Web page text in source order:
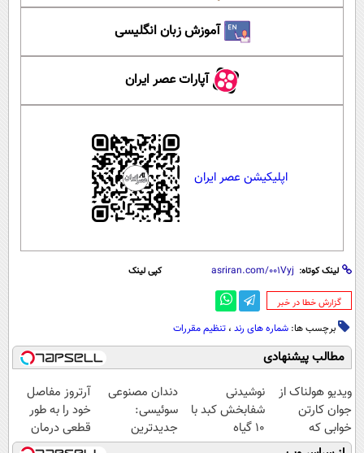
آموزش زبان انگلیسی
آپارات عصر ایران
اپلیکیشن عصر ایران
لینک کوتاه: کپی لینک
‌گزارش خطا در خبر
برچسب ها: شماره های رند ، تنظیم مقررات
مطالب پیشنهادی
ویدیو هولناک از
جوان کارتن
خوابی که
میلیاردر شد.
نوشیدنی
شفابخش کبد با
10 گیاه
موثر(تخفیف تا
دندان مصنوعی
سوئیسی:
جدیدترین
فناوری اروپا،
آرتروز مفاصل
خود را به طور
قطعی درمان
کنید!